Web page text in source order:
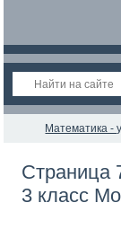
Математика -
Страница
3 класс